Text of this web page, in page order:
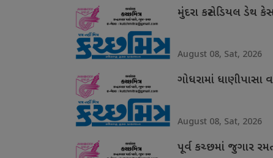
મુંદરા કસ્ટોડિયલ ડેથ
August 08, Sat, 2026
ગોધરામાં
August 08, Sat, 2026
પૂર્વ કચ્છમાં જુગાર